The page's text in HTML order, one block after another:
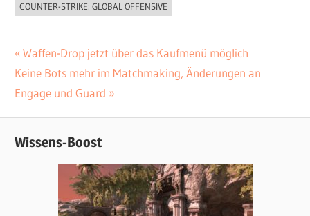
COUNTER-STRIKE: GLOBAL OFFENSIVE
Beitrags-
Navigation
Vorheriger
Beitrag:
Waffen-Drop jetzt über das Kaufmenü möglich
Nächster
Beitrag:
Keine Bots mehr im Matchmaking, Änderungen an
Engage und Guard
Wissens-Boost